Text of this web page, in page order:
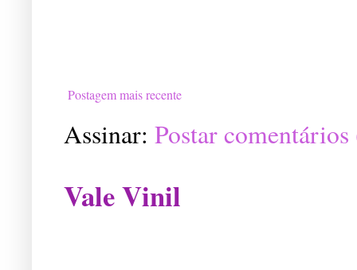
Postagem mais recente
Assinar: Postar
Vale Vinil